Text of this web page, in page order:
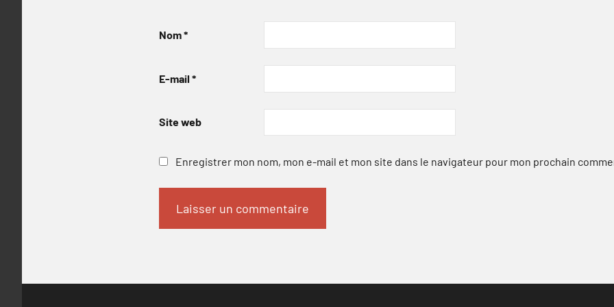
Nom*
E-mail *
Site web
Enregistrer mon nom, mon e-mail et mon site dans le navigateur pour mon prochain